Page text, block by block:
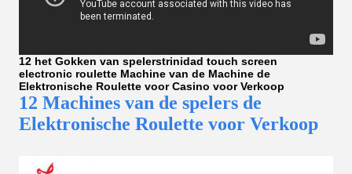
12 het Gokken van spelerstrinidad touch screen
electronic roulette Machine van de Machine de
Elektronische Roulette voor Casino voor Verkoop
12 Machines van de spelers de
Elektronische Roulette voor Verkoop